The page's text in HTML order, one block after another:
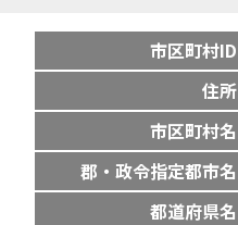
市区町村ID
住所
市区町村名
郡・政令指定都市名
都道府県名